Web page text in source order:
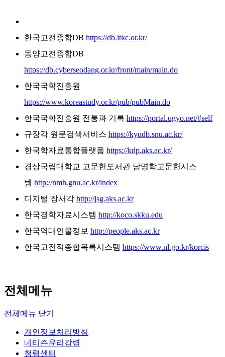
한국고전종합DB https://db.itkc.or.kr/
동양고전종합DB
https://db.cyberseodang.or.kr/front/main/main.do
한국국학진흥원
https://www.koreastudy.or.kr/pub/pubMain.do
한국국학진흥원 전통과 기록 https://portal.ugyo.net/#self
규장각 원문검색서비스 https://kyudb.snu.ac.kr/
한국학자료통합플랫폼 https://kdp.aks.ac.kr/
경상국립대학교 고문헌도서관 남명학고문헌시스
템 http://nmh.gnu.ac.kr/index
디지털 장서각 http://jsg.aks.ac.kr
한국경학자료시스템 http://koco.skku.edu
한국역대인물정보 http://people.aks.ac.kr
한국고전적종합목록시스템 https://www.nl.go.kr/korcis
전체메뉴
전체메뉴 닫기
개인정보처리방침
네티즌윤리강령
청렴센터